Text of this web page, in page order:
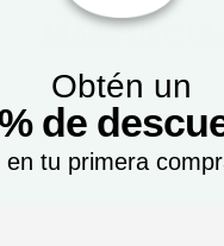
Obtén un
de
en tu primera